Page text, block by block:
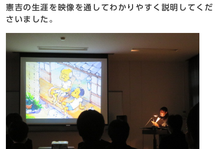
憲吉の生涯を映像を通してわかりやすく説明してくだ
さいました。